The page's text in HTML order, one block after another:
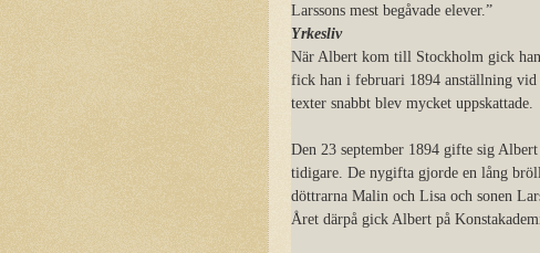
Larssons mest begåvade elever.”
Yrkesliv
När Albert kom till Stockholm gick
fick han i februari 1894 anställning vid
texter snabbt blev mycket uppskattade.
Den 23 september 1894 gifte sig
tidigare. De nygifta gjorde en lång
döttrarna Malin och Lisa och sonen
Året därpå gick Albert på